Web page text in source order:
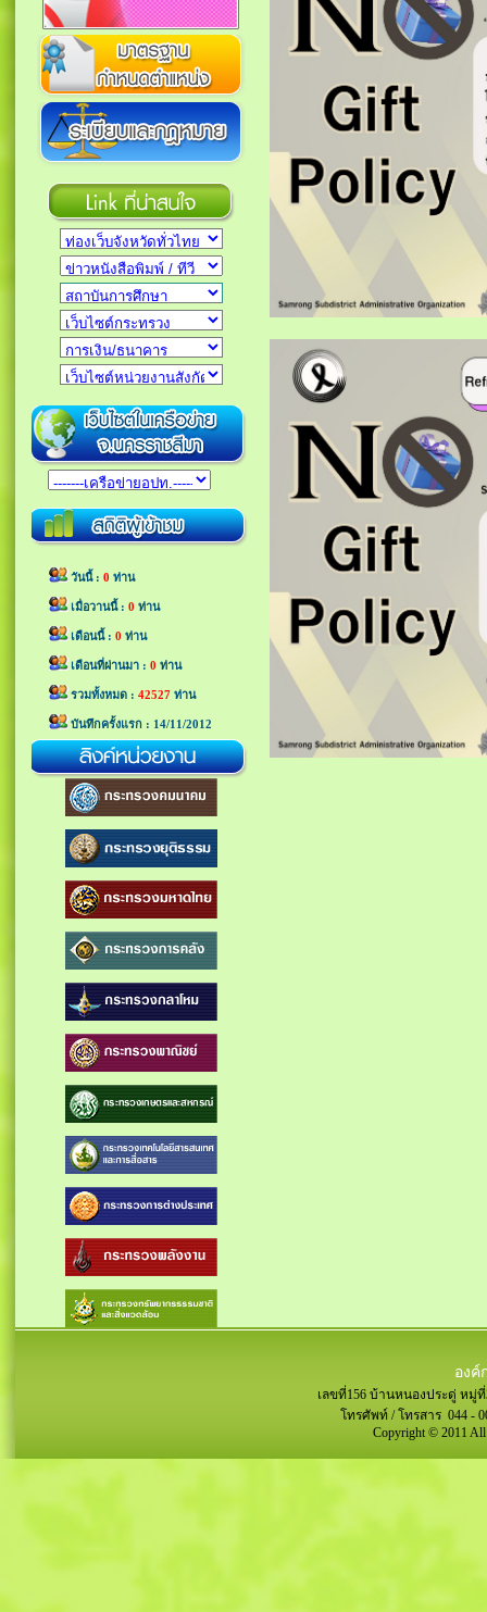
วันนี้ : 0 ท่าน
เมื่อวานนี้ : 0 ท่าน
เดือนนี้ : 0 ท่าน
เดือนที่ผ่านมา : 0 ท่าน
รวมทั้งหมด : 42527 ท่าน
บันทึกครั้งแรก : 14/11/2012
องค์
เลขที่156 บ้านหนองประดู่ หมู่
โทรศัพท์ / โทรสาร 044 -
Copyright © 2011